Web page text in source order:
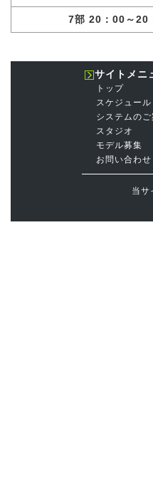
7部 20：00～20
サイトメニ
トップ
スケジュール
システムのご
スタジオ
モデル募集
お問い合わせ
当サ